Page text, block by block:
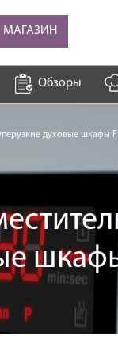
МАГАЗИН
Обзоры
духовые шкафы